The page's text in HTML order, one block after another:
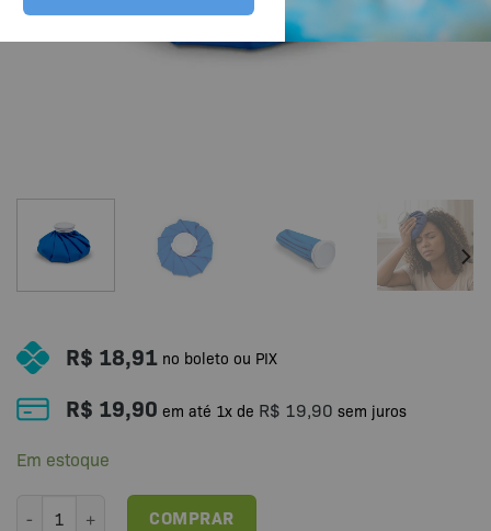
R$ 18,91 no boleto ou PIX
R$ 19,90 em até 1x de R$ 19,90 sem juros
Em estoque
Bolsa de Gelo Térmica Flexível Sensii® quantidade
COMPRAR